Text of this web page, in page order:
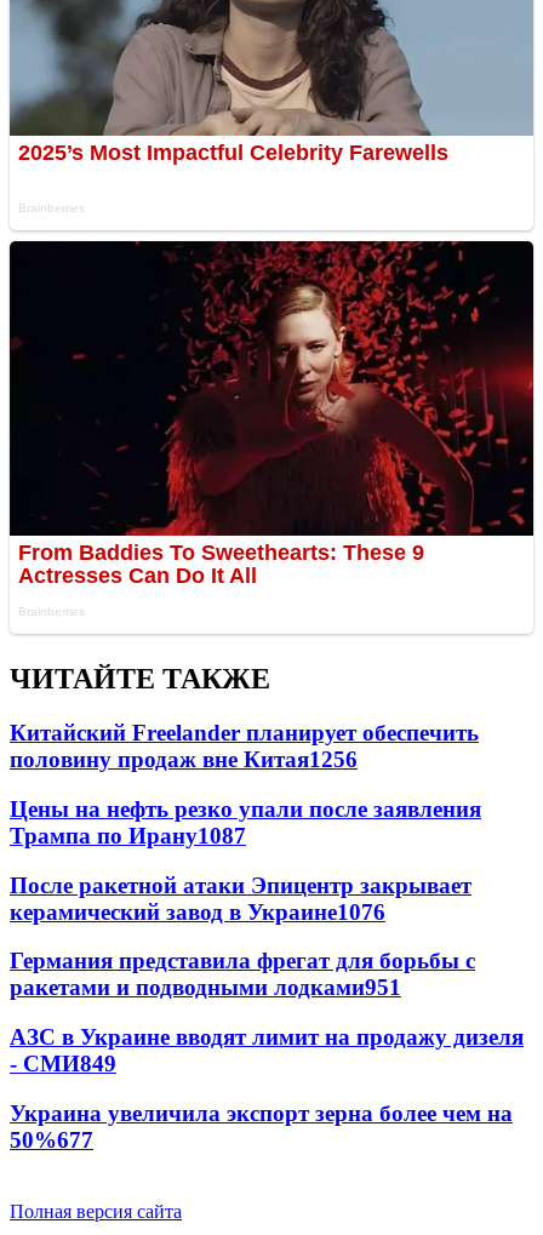
ЧИТАЙТЕ ТАКЖЕ
Китайский Freelander планирует обеспечить
половину продаж вне Китая1256
Цены на нефть резко упали после заявления
Трампа по Ирану1087
После ракетной атаки Эпицентр закрывает
керамический завод в Украине1076
Германия представила фрегат для борьбы с
ракетами и подводными лодками951
АЗС в Украине вводят лимит на продажу дизеля
- СМИ849
Украина увеличила экспорт зерна более чем на
50%677
Полная версия сайта